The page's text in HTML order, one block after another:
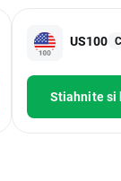
US100
Stiahnite si